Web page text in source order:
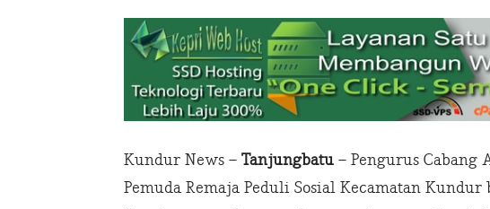
Kundur News – Tanjungbatu – Pengurus
Pemuda Remaja Peduli Sosial Kecamatan Kundur